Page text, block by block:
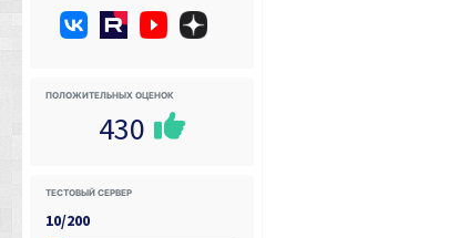
Положительных оценок
430
Тестовый сервер
10/200